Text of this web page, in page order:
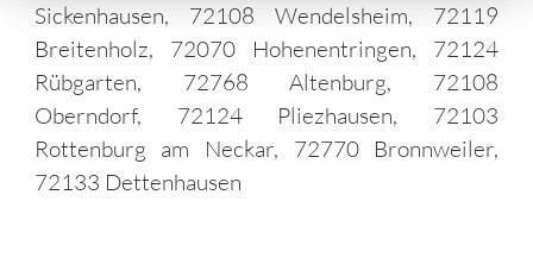
Sickenhausen, 72108 Wendelsheim, 72119
Breitenholz, 72070 Hohenentringen, 72124
Rübgarten, 72768 Altenburg, 72108
Oberndorf, 72124 Pliezhausen, 72103
Rottenburg am Neckar, 72770 Bronnweiler,
72133 Dettenhausen